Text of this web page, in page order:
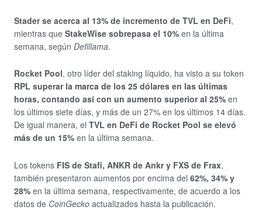
Stader se acerca al 13% de incremento de TVL en DeFi,
mientras que StakeWise sobrepasa el 10% en la última
semana, según Defillama.
Rocket Pool, otro líder del staking líquido, ha visto a su token
RPL superar la marca de los 25 dólares en las últimas
horas, contando así con un aumento superior al 25% en
los últimos siete días, y más de un 27% en los últimos 14 días.
De igual manera, el TVL en DeFi de Rocket Pool se elevó
más de un 15% en la última semana.
Los tokens FIS de Stafi, ANKR de Ankr y FXS de Frax,
también presentaron aumentos por encima del 62%, 34% y
28% en la última semana, respectivamente, de acuerdo a los
datos de CoinGecko actualizados hasta la publicación.